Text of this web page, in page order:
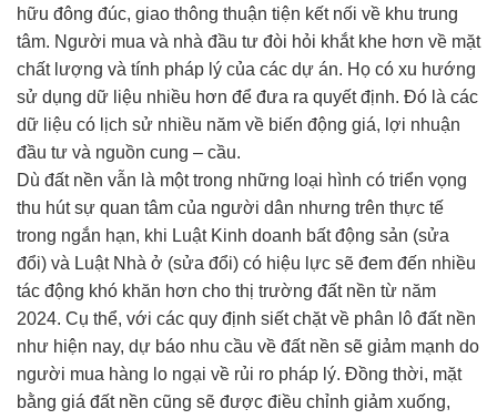
hữu đông đúc, giao thông thuận tiện kết nối về khu trung
tâm. Người mua và nhà đầu tư đòi hỏi khắt khe hơn về mặt
chất lượng và tính pháp lý của các dự án. Họ có xu hướng
sử dụng dữ liệu nhiều hơn để đưa ra quyết định. Đó là các
dữ liệu có lịch sử nhiều năm về biến động giá, lợi nhuận
đầu tư và nguồn cung – cầu.
Dù đất nền vẫn là một trong những loại hình có triển vọng
thu hút sự quan tâm của người dân nhưng trên thực tế
trong ngắn hạn, khi Luật Kinh doanh bất động sản (sửa
đổi) và Luật Nhà ở (sửa đổi) có hiệu lực sẽ đem đến nhiều
tác động khó khăn hơn cho thị trường đất nền từ năm
2024. Cụ thể, với các quy định siết chặt về phân lô đất nền
như hiện nay, dự báo nhu cầu về đất nền sẽ giảm mạnh do
người mua hàng lo ngại về rủi ro pháp lý. Đồng thời, mặt
bằng giá đất nền cũng sẽ được điều chỉnh giảm xuống,